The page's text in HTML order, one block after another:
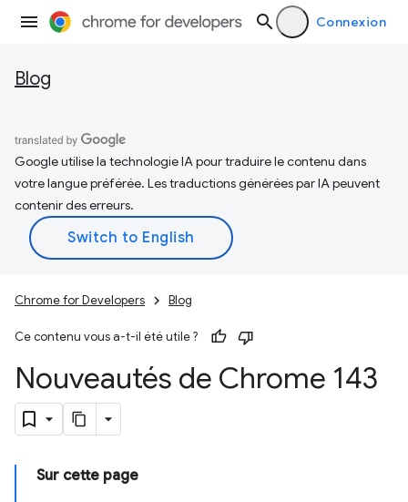
Connexion
Blog
Google utilise la technologie IA pour traduire le contenu dans
votre langue préférée. Les traductions générées par IA peuvent
contenir des erreurs.
Chrome for Developers Blog
Ce contenu vous a-t-il été utile ?
Nouveautés de Chrome 143
Sur cette page